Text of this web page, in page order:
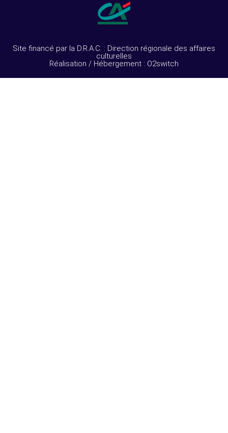
Site financé par la D.R.A.C. : Direction régionale des affaires
culturelles
Réalisation / Hébergement : O2switch